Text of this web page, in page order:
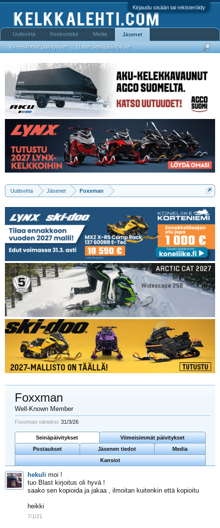
Kirjaudu sisään tai rekisteröidy
Uutisvirta Jäsenet Foxxman
Foxxman
Well-Known Member
Foxxman viimeksi: 31/3/26
Seinäpäivitykset
Viimeisimmät päivitykset
Postaukset
Jäsenen tiedot
Media
Kansiot
hekuli moi !
tuo Blast kirjoitus oli hyvä !
saako sen kopioida ja jakaa , ilmoitan kuitenkin että kopioitu
heikki
7/1/21
Uutisvirta Keskustelut Media Jäsenet
Viimeisimmät päivitykset Uudet seinäpäivitykset